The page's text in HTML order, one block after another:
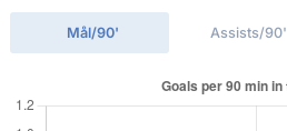
Mål/90' Assists/90'